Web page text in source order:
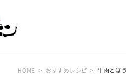
HOME おすすめレシピ 牛肉とほ